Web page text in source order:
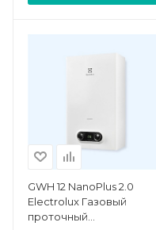
GWH 12 NanoPlus 2.0
Electrolux Газовый
проточный